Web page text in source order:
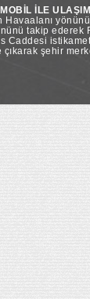
İLE ULAŞIM
takip ederek
Caddesi
şehir